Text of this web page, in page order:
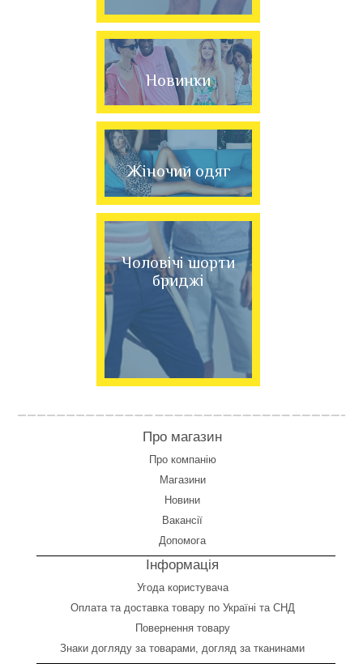
Новинки
Жіночий одяг
Чоловічі шорти
бриджі
Про магазин
Про компанію
Магазини
Новини
Вакансії
Допомога
Інформація
Угода користувача
Оплата та доставка товару по Україні та СНД
Повернення товару
Знаки догляду за товарами, догляд за тканинами